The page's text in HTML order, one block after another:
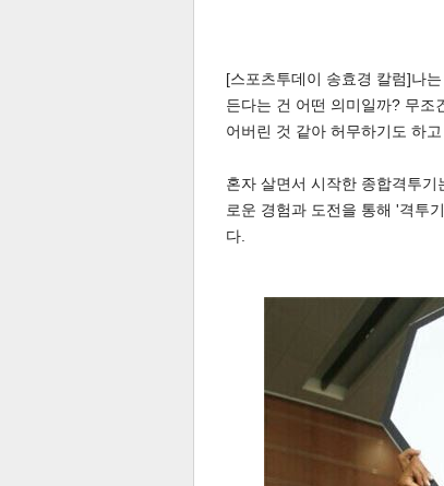
[스포츠투데이 송효경 칼럼]나
든다는 건 어떤 의미일까? 무조
어버린 것 같아 허무하기도 하
혼자 살면서 시작한 종합격투
로운 경험과 도전을 통해 '격투
다.